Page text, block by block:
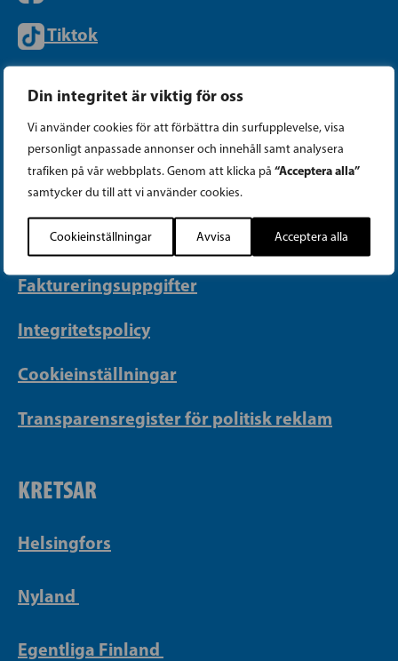
Din integritet är viktig för oss
Vi använder cookies för att förbättra din surfupplevelse, visa
personligt anpassade annonser och innehåll samt analysera
trafiken på vår webbplats. Genom att klicka på “Acceptera alla”
samtycker du till att vi använder cookies.
Cookieinställningar Avvisa Acceptera alla
Tiktok
PARTIKANSLIET
Telefon (09) 693 070
PB 430, 00101 Helsingfors
Georgsgatan 27, 00100 Helsingfors
info@sfp.fi
Faktureringsuppgifter
Integritetspolicy
Cookieinställningar
Transparensregister för politisk reklam
KRETSAR
Helsingfors
Nyland
Egentliga Finland